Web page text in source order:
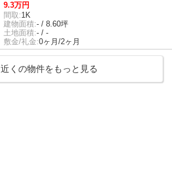
9.3万円
間取:1K
建物面積:- / 8.60坪
土地面積:- / -
敷金/礼金:0ヶ月/2ヶ月
近くの物件をもっと見る